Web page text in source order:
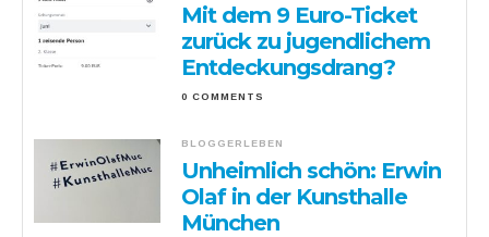
Mit dem 9 Euro-Ticket
zurück zu jugendlichem
Entdeckungsdrang?
0 COMMENTS
BLOGGERLEBEN
Unheimlich schön: Erwin
Olaf in der Kunsthalle
München